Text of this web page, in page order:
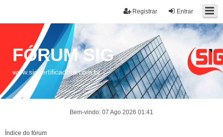
Entrar
Registrar
FÓRUM SIG
www.sigcertificadora.com.br
Bem-vindo: 07 Ago 2026 01:41
Índice do fórum